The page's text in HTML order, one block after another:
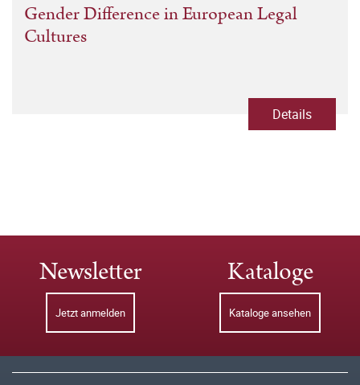
Gender Difference in European Legal
Cultures
Details
Newsletter
Jetzt anmelden
Kataloge
Kataloge ansehen